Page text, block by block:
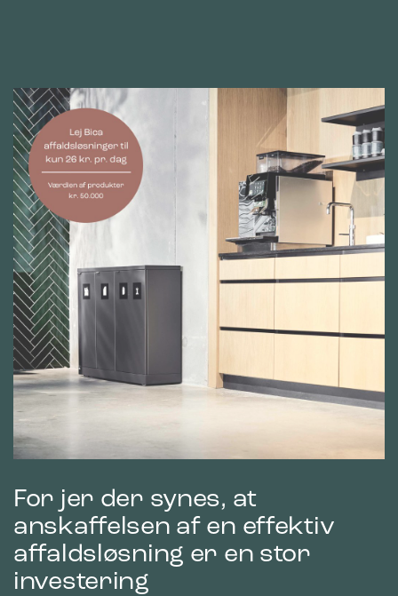
For jer der synes, at
anskaffelsen af en effektiv
affaldsløsning er en stor
investering